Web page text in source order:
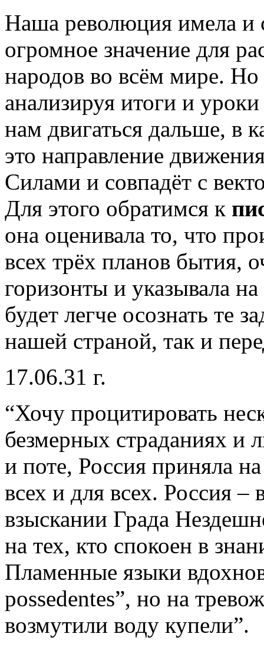
Наша революция имела и
огромное значение для
народов во всём мире.
анализируя итоги и
нам двигаться дальше, в
это направление
Силами и совпадёт с
Для этого обратимся к
она оценивала то, что
всех трёх планов бытия,
горизонты и указывала
будет легче осознать те
нашей страной, так и
17.06.31 г.
“Хочу процитировать
безмерных страданиях и
и поте, Россия приняла
всех и для всех. Россия
взыскании Града
на тех, кто спокоен в
Пламенные языки
possedentes”, но на
возмутили воду купели”.